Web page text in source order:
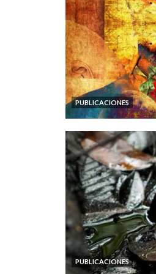
PUBLICACIONES
PUBLICACIONES